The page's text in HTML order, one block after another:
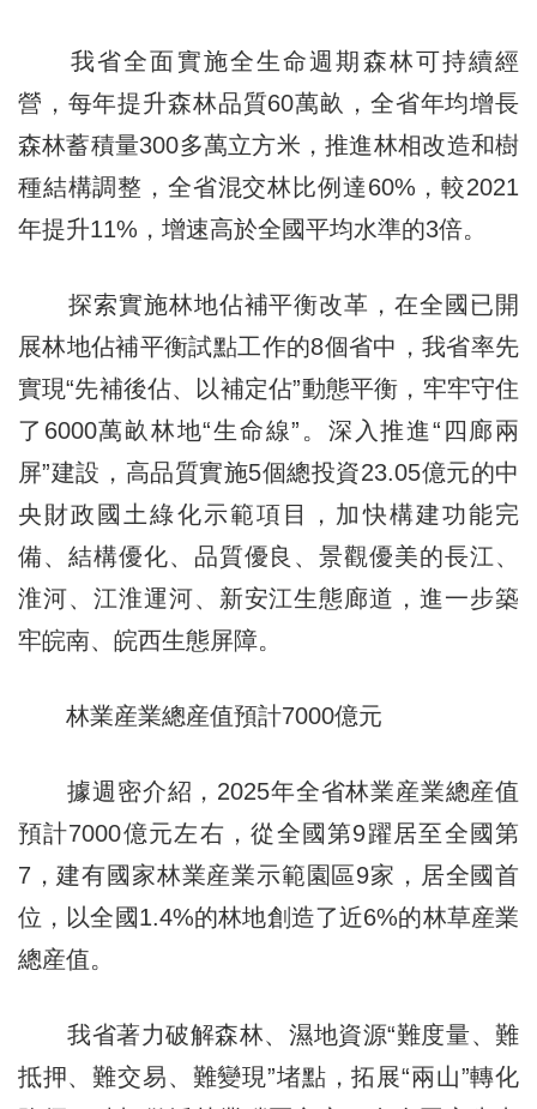
我省全面實施全生命週期森林可持續經
營，每年提升森林品質60萬畝，全省年均增長
森林蓄積量300多萬立方米，推進林相改造和樹
種結構調整，全省混交林比例達60%，較2021
年提升11%，增速高於全國平均水準的3倍。
探索實施林地佔補平衡改革，在全國已開
展林地佔補平衡試點工作的8個省中，我省率先
實現“先補後佔、以補定佔”動態平衡，牢牢守住
了6000萬畝林地“生命線”。深入推進“四廊兩
屏”建設，高品質實施5個總投資23.05億元的中
央財政國土綠化示範項目，加快構建功能完
備、結構優化、品質優良、景觀優美的長江、
淮河、江淮運河、新安江生態廊道，進一步築
牢皖南、皖西生態屏障。
林業産業總産值預計7000億元
據週密介紹，2025年全省林業産業總産值
預計7000億元左右，從全國第9躍居至全國第
7，建有國家林業産業示範園區9家，居全國首
位，以全國1.4%的林地創造了近6%的林草産業
總産值。
我省著力破解森林、濕地資源“難度量、難
抵押、難交易、難變現”堵點，拓展“兩山”轉化